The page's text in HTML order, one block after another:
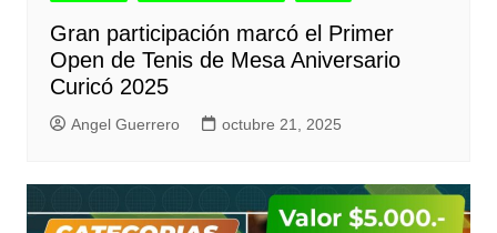
Gran participación marcó el Primer
Open de Tenis de Mesa Aniversario
Curicó 2025
Angel Guerrero octubre 21, 2025